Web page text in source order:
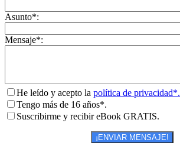
Asunto*:
Mensaje*:
He leído y acepto la política de privacidad*.
Tengo más de 16 años*.
Suscribirme y recibir eBook GRATIS.